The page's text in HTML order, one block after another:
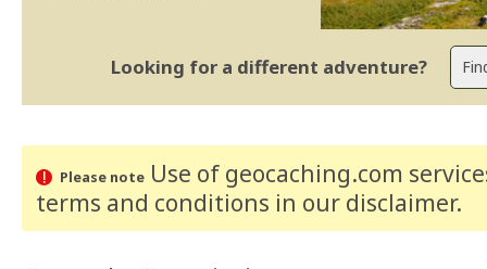
Looking for a different adventure?
Please noteUse of geocaching.com
terms and conditions in our disclaimer.